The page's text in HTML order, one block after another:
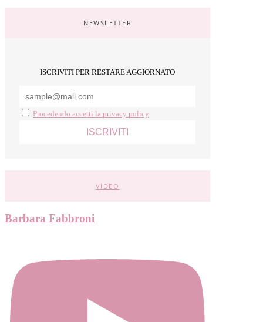
NEWSLETTER
ISCRIVITI PER RESTARE AGGIORNATO
Procedendo accetti la privacy policy
VIDEO
Barbara Fabbroni